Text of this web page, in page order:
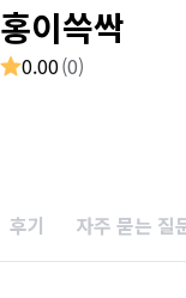
홍이쓱싹
0.00(0)
후기 자주 묻는 질